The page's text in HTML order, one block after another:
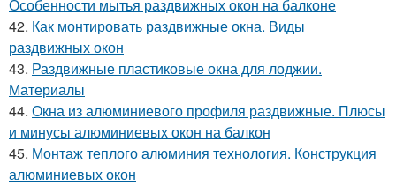
Особенности мытья раздвижных окон на балконе
42. Как монтировать раздвижные окна. Виды
раздвижных окон
43. Раздвижные пластиковые окна для лоджии.
Материалы
44. Окна из алюминиевого профиля раздвижные. Плюсы
и минусы алюминиевых окон на балкон
45. Монтаж теплого алюминия технология. Конструкция
алюминиевых окон